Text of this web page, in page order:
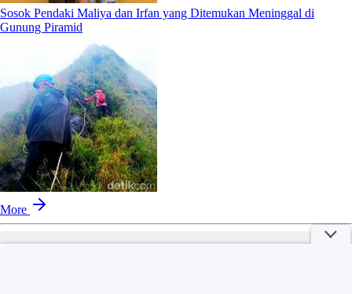
Sosok Pendaki Maliya dan Irfan yang Ditemukan Meninggal di
Gunung Piramid
More